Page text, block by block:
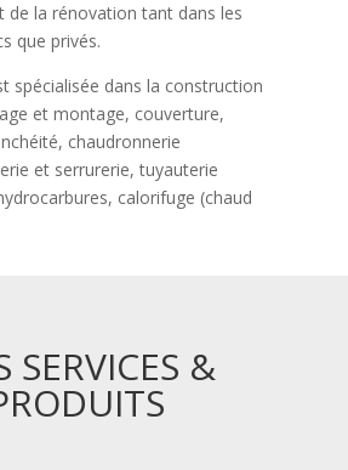
de la rénovation tant dans les
que privés.
spécialisée dans la construction
et montage, couverture,
chaudronnerie
et serrurerie, tuyauterie
calorifuge (chaud
SERVICES &